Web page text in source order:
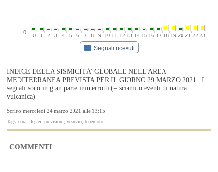
Segnali ricevuti
0 1 2 3 4 5 6 7 8 9 10 11 12 13 14 15 16 17 18 19 20 21 22 23
0
INDICE DELLA SISMICITÀ' GLOBALE NELL'AREA
MEDITERRANEA PREVISTA PER IL GIORNO 29 MARZO 2021. I
segnali sono in gran parte ininterrotti (= sciami o eventi di natura
vulcanica).
Scritto mercoledì 24 marzo 2021 alle 13:15
Tags: etna, flegrei, previsioni, vesuvio, terremoto
COMMENTI